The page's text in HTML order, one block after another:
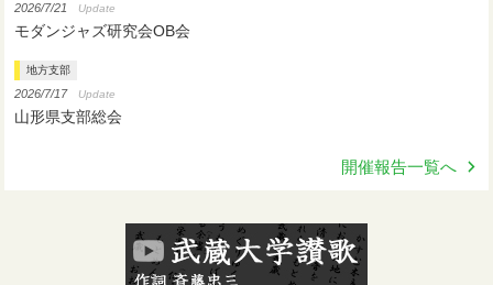
2026/7/21 Update
モダンジャズ研究会OB会
地方支部
2026/7/17 Update
山形県支部総会
開催報告一覧へ